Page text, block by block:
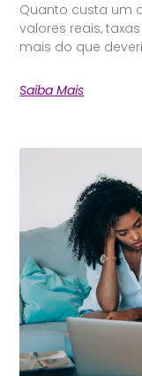
Quanto custa um
valores reais,
mais do que
Saiba Mais